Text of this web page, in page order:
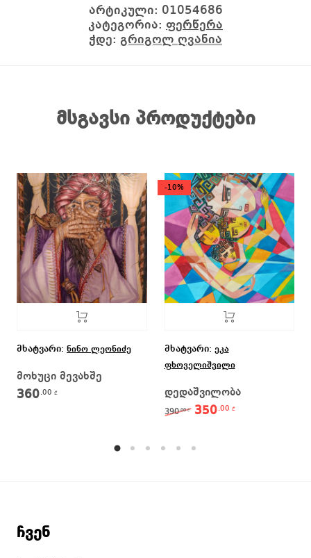
არტიკული: 01054686
კატეგორია: ფერწერა
ჭდე: გრიგოლ ღვანია
მსგავსი პროდუქტები
მხატვარი: ნინო ლეონიძე
მოხუცი მევახშე
360.00 ₾
-10%
მხატვარი: ეკა
ფხოველიშვილი
დედაშვილობა
390.00₾ Original price was:
350.00₾
ჩვენ